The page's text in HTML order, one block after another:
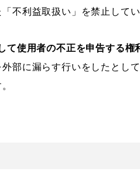
不利益取扱い」を禁止して
て使用者の不正を申告する権
部に漏らす行いをしたとし